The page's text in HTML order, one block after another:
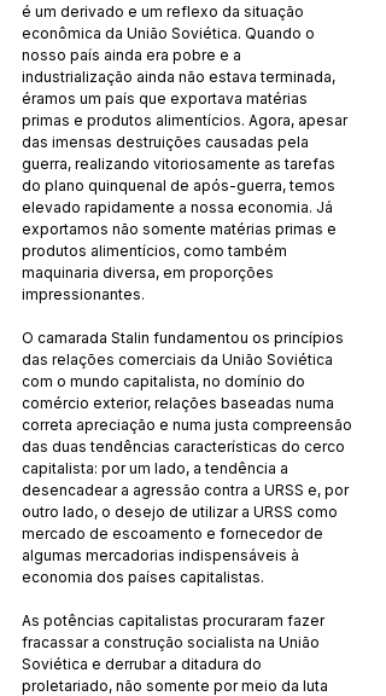
é um derivado e um reflexo da situação
econômica da União Soviética. Quando o
nosso país ainda era pobre e a
industrialização ainda não estava terminada,
éramos um país que exportava matérias
primas e produtos alimentícios. Agora, apesar
das imensas destruições causadas pela
guerra, realizando vitoriosamente as tarefas
do plano quinquenal de após-guerra, temos
elevado rapidamente a nossa economia. Já
exportamos não somente matérias primas e
produtos alimentícios, como também
maquinaria diversa, em proporções
impressionantes.
O camarada Stalin fundamentou os princípios
das relações comerciais da União Soviética
com o mundo capitalista, no domínio do
comércio exterior, relações baseadas numa
correta apreciação e numa justa compreensão
das duas tendências características do cerco
capitalista: por um lado, a tendência a
desencadear a agressão contra a URSS e, por
outro lado, o desejo de utilizar a URSS como
mercado de escoamento e fornecedor de
algumas mercadorias indispensáveis à
economia dos países capitalistas.
As potências capitalistas procuraram fazer
fracassar a construção socialista na União
Soviética e derrubar a ditadura do
proletariado, não somente por meio da luta